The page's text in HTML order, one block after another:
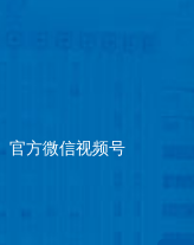
官方微信视频号